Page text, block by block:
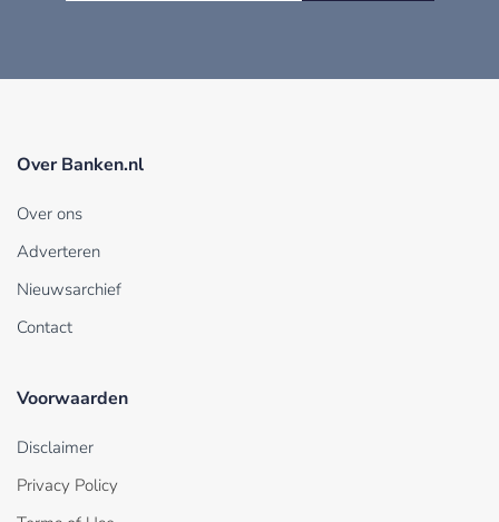
Over Banken.nl
Over ons
Adverteren
Nieuwsarchief
Contact
Voorwaarden
Disclaimer
Privacy Policy